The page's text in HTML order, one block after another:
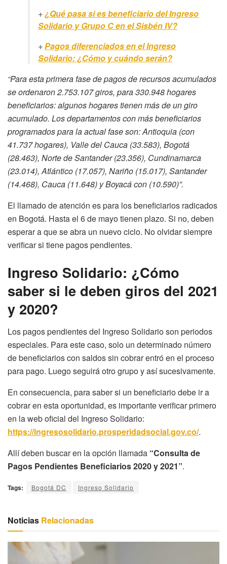
+¿Qué pasa si es beneficiario del Ingreso
Solidario y Grupo C en el Sisbén IV?
+Pagos diferenciados en el Ingreso
Solidario: ¿Cómo y cuándo serán?
“Para esta primera fase de pagos de recursos acumulados
se ordenaron 2.753.107 giros, para 330.948 hogares
beneficiarios: algunos hogares tienen más de un giro
acumulado. Los departamentos con más beneficiarios
programados para la actual fase son: Antioquia (con
41.737 hogares), Valle del Cauca (33.583), Bogotá
(28.463), Norte de Santander (23.356), Cundinamarca
(23.014), Atlántico (17.057), Nariño (15.017), Santander
(14.468), Cauca (11.648) y Boyacá con (10.590)”.
El llamado de atención es para los beneficiarios radicados
en Bogotá. Hasta el 6 de mayo tienen plazo. Si no, deben
esperar a que se abra un nuevo ciclo. No olvidar siempre
verificar si tiene pagos pendientes.
Ingreso Solidario: ¿Cómo
saber si le deben giros del 2021
y 2020?
Los pagos pendientes del Ingreso Solidario son periodos
especiales. Para este caso, solo un determinado número
de beneficiarios con saldos sin cobrar entró en el proceso
para pago. Luego seguirá otro grupo y así sucesivamente.
En consecuencia, para saber si un beneficiario debe ir a
cobrar en esta oportunidad, es importante verificar primero
en la web oficial del Ingreso Solidario:
https://ingresosolidario.prosperidadsocial.gov.co/.
Allí deben buscar en la opción llamada “Consulta de
Pagos Pendientes Beneficiarios 2020 y 2021”.
Tags: Bogotá DC Ingreso Solidario
Noticias Relacionadas